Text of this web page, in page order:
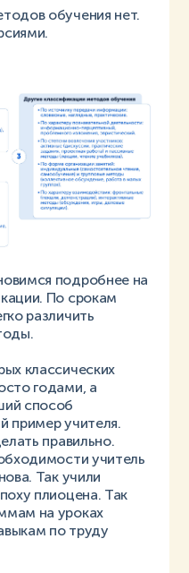
обучения нет.
подробнее на
По срокам
различить
классических
годами, а
способ
пример учителя.
правильно.
учитель
Так учили
плиоцена. Так
на уроках
по труду